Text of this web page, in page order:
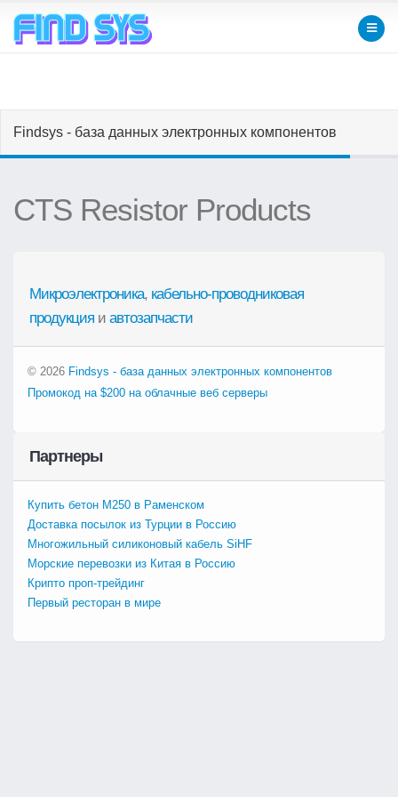
Findsys - база данных электронных компонентов
CTS Resistor Products
Микроэлектроника, кабельно-проводниковая
продукция и автозапчасти
© 2026 Findsys - база данных электронных компонентов
Промокод на $200 на облачные веб серверы
Партнеры
Купить бетон М250 в Раменском
Доставка посылок из Турции в Россию
Многожильный силиконовый кабель SiHF
Морские перевозки из Китая в Россию
Крипто проп-трейдинг
Первый ресторан в мире